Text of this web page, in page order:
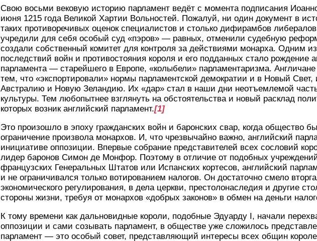
Свою восьми вековую историю парламент ведёт с момента подписания
июня 1215 года Великой Хартии Вольностей. Пожалуй, ни один документ в
таких противоречивых оценок специалистов и столько дифирамбов
учредили для себя особый суд «пэров» — равных, отменили судебную
создали собственный комитет для контроля за действиями монарха. Одним
последствий войн и противостояния короля и его подданных стало рождение
парламента — старейшего в Европе, «колыбели» парламентаризма. Англичане
тем, что «экспортировали» нормы парламентской демократии и в Новый
Австралию и Новую Зеландию. Их «дар» стал в наши дни неотъемлемой
культуры. Тем любопытнее взглянуть на обстоятельства и новый расклад
которых возник английский парламент.[1]
Это произошло в эпоху гражданских войн и баронских свар, когда общество
ограничение произвола монархов. И, что чрезвычайно важно, английский
инициативе оппозиции. Впервые собрание представителей всех сословий
лидер баронов Симон де Монфор. Поэтому в отличие от подобных
французских Генеральных Штатов или Испанских кортесов, английский
и не ограничивался только вотированием налогов. Он достаточно смело
экономического регулирования, в дела церкви, престолонаследия и другие
стороны жизни, требуя от монархов «добрых законов» в обмен на деньги
К тому времени как дальновидные короли, подобные Эдуарду I, начали
оппозиции и сами созывать парламент, в обществе уже сложилось
парламент — это особый совет, представляющий интересы всех общин